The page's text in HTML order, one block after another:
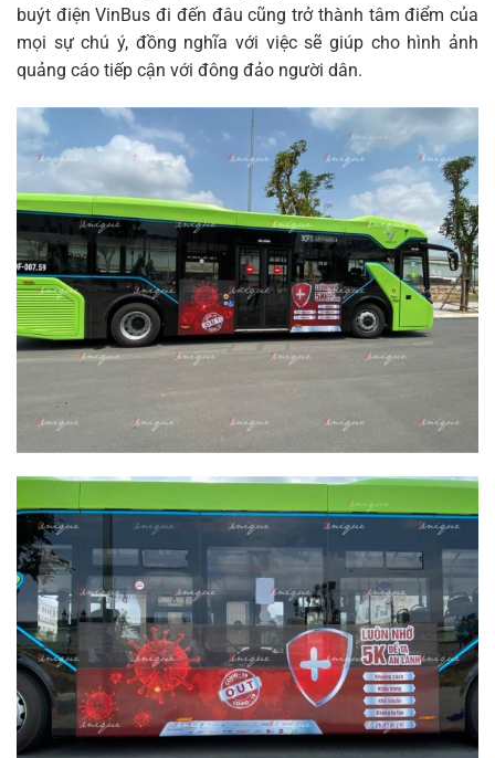
buýt điện VinBus đi đến đâu cũng trở thành tâm điểm của
mọi sự chú ý, đồng nghĩa với việc sẽ giúp cho hình ảnh
quảng cáo tiếp cận với đông đảo người dân.